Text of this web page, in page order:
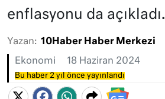
enflasyonu da açıkladı.
Yazan: 10Haber Haber Merkezi
Ekonomi 18 Haziran 2024
Bu haber 2 yıl önce yayınlandı